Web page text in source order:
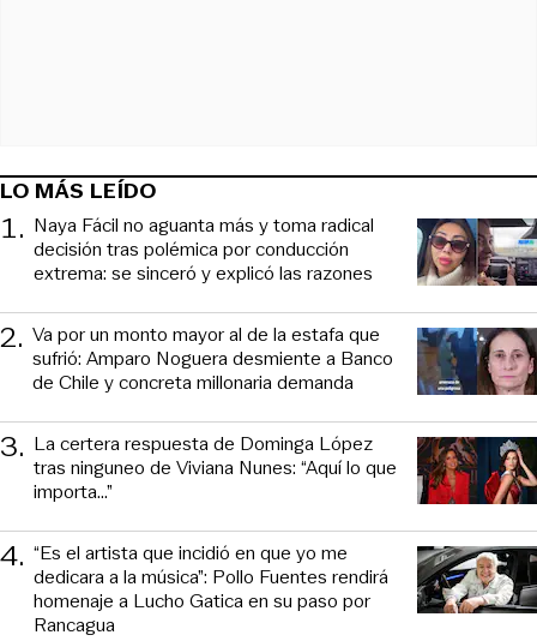
LO MÁS LEÍDO
1. Naya Fácil no aguanta más y toma radical
decisión tras polémica por conducción
extrema: se sinceró y explicó las razones
2. Va por un monto mayor al de la estafa que
sufrió: Amparo Noguera desmiente a Banco
de Chile y concreta millonaria demanda
3. La certera respuesta de Dominga López
tras ninguneo de Viviana Nunes: “Aquí lo que
importa...”
4. “Es el artista que incidió en que yo me
dedicara a la música”: Pollo Fuentes rendirá
homenaje a Lucho Gatica en su paso por
Rancagua